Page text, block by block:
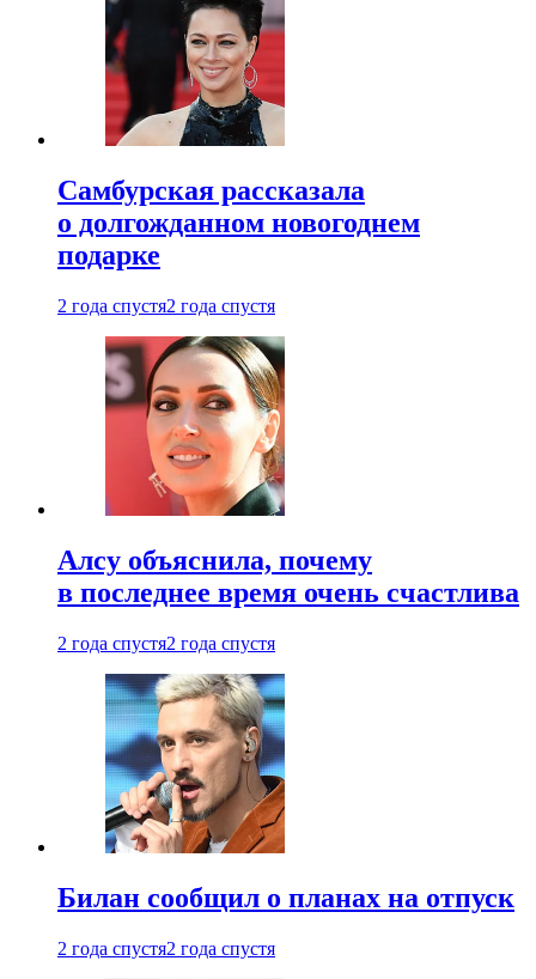
Самбурская рассказала
о долгожданном новогоднем
подарке
2 года спустя2 года спустя
Алсу объяснила, почему
в последнее время очень счастлива
2 года спустя2 года спустя
Билан сообщил о планах на отпуск
2 года спустя2 года спустя